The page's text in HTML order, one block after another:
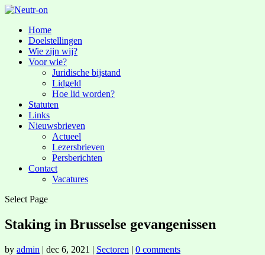
Home
Doelstellingen
Wie zijn wij?
Voor wie?
Juridische bijstand
Lidgeld
Hoe lid worden?
Statuten
Links
Nieuwsbrieven
Actueel
Lezersbrieven
Persberichten
Contact
Vacatures
Select Page
Staking in Brusselse gevangenissen
by admin | dec 6, 2021 | Sectoren | 0 comments